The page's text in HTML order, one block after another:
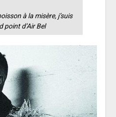
à la misère, j’suis
point d’Air Bel